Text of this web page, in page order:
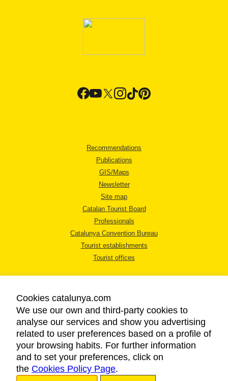
Recommendations
Publications
GIS/Maps
Newsletter
Site map
Catalan Tourist Board
Professionals
Catalunya Convention Bureau
Tourist establishments
Tourist offices
LEGAL NOTICE
PRIVACY POLICY
COOKIES POLICY
ACCESSIBILITY
Cookies catalunya.com
We use our own and third-party cookies to
analyse our services and show you advertising
related to user preferences based on a profile of
your browsing habits. For further information
and to set your preferences, click on
the Cookies Policy Page.